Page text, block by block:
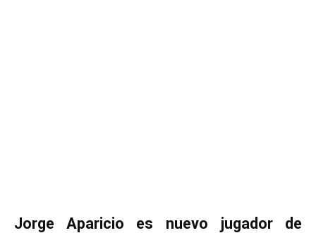
Jorge Aparicio es nuevo jugador de